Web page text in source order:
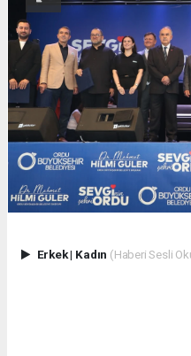
Erkek| Kadın (Haberi Sesli